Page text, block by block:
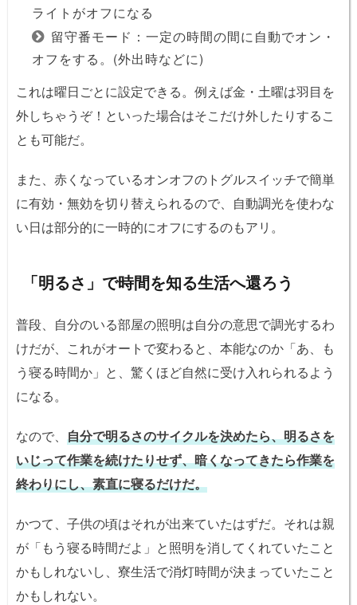
ライトがオフになる
留守番モード：一定の時間の間に自動でオン・
オフをする。(外出時などに)
これは曜日ごとに設定できる。例えば金・土曜は羽目を
外しちゃうぞ！といった場合はそこだけ外したりするこ
とも可能だ。
また、赤くなっているオンオフのトグルスイッチで簡単
に有効・無効を切り替えられるので、自動調光を使わな
い日は部分的に一時的にオフにするのもアリ。
「明るさ」で時間を知る生活へ還ろう
普段、自分のいる部屋の照明は自分の意思で調光するわ
けだが、これがオートで変わると、本能なのか「あ、も
う寝る時間か」と、驚くほど自然に受け入れられるよう
になる。
なので、 自分で明るさのサイクルを決めたら、明るさを
いじって作業を続けたりせず、暗くなってきたら作業を
終わりにし、素直に寝るだけだ。
かつて、子供の頃はそれが出来ていたはずだ。それは親
が「もう寝る時間だよ」と照明を消してくれていたこと
かもしれないし、寮生活で消灯時間が決まっていたこと
かもしれない。